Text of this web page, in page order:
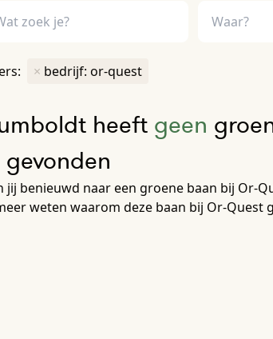
× bedrijf: or-quest
heeft geen
gevonden
jij benieuwd naar een groene baan bij Or-
weten waarom deze baan bij Or-Quest